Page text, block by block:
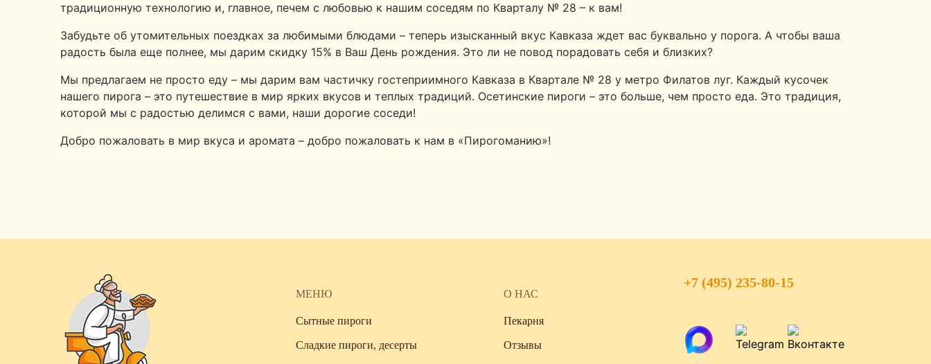
традиционную технологию и, главное, печем с любовью к нашим соседям по Кварталу № 28 – к вам!
Забудьте об утомительных поездках за любимыми блюдами – теперь изысканный вкус Кавказа ждет вас буквально у порога. А чтобы ваша
радость была еще полнее, мы дарим скидку 15% в Ваш День рождения. Это ли не повод порадовать себя и близких?
Мы предлагаем не просто еду – мы дарим вам частичку гостеприимного Кавказа в Квартале № 28 у метро Филатов луг. Каждый кусочек
нашего пирога – это путешествие в мир ярких вкусов и теплых традиций. Осетинские пироги – это больше, чем просто еда. Это традиция,
которой мы с радостью делимся с вами, наши дорогие соседи!
Добро пожаловать в мир вкуса и аромата – добро пожаловать к нам в «Пирогоманию»!
МЕНЮ
Сытные пироги
Сладкие пироги, десерты
О НАС
Пекарня
Отзывы
+7 (495) 235-80-15